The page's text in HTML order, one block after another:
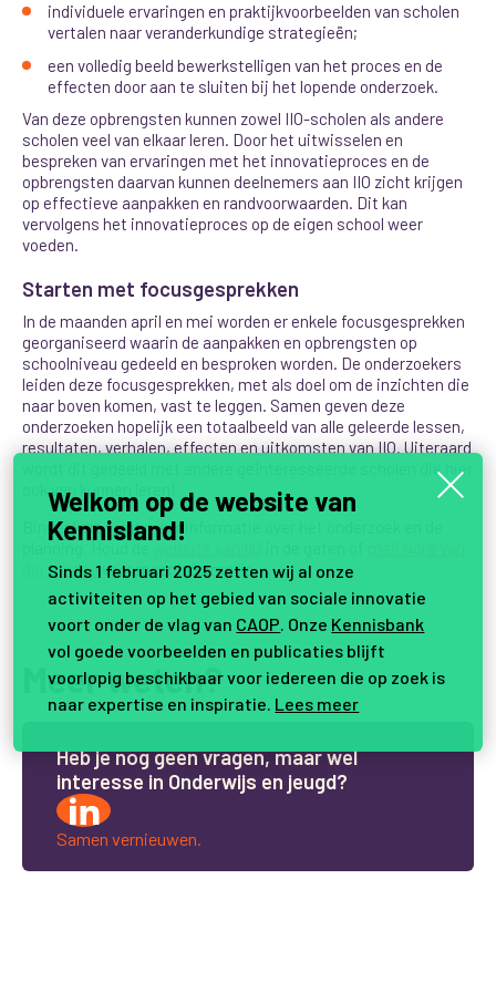
individuele ervaringen en praktijkvoorbeelden van scholen
vertalen naar veranderkundige strategieën;
een volledig beeld bewerkstelligen van het proces en de
effecten door aan te sluiten bij het lopende onderzoek.
Van deze opbrengsten kunnen zowel IIO-scholen als andere
scholen veel van elkaar leren. Door het uitwisselen en
bespreken van ervaringen met het innovatieproces en de
opbrengsten daarvan kunnen deelnemers aan IIO zicht krijgen
op effectieve aanpakken en randvoorwaarden. Dit kan
vervolgens het innovatieproces op de eigen school weer
voeden.
Starten met focusgesprekken
In de maanden april en mei worden er enkele focusgesprekken
georganiseerd waarin de aanpakken en opbrengsten op
schoolniveau gedeeld en besproken worden. De onderzoekers
leiden deze focusgesprekken, met als doel om de inzichten die
naar boven komen, vast te leggen. Samen geven deze
onderzoeken hopelijk een totaalbeeld van alle geleerde lessen,
resultaten, verhalen, effecten en uitkomsten van IIO. Uiteraard
wordt dit gedeeld met andere geïnteresseerde scholen die hier
ook van kunnen leren!
Binnenkort volgt meer informatie over het onderzoek en de
der Lindenvoor meer informatie.
Meer weten?
Hebjenoggeenvragen,maarwel
interesse in Onderwijs en jeugd?
Samen vernieuwen.
Welkom op de website van
Kennisland!
Sinds 1 februari 2025 zetten wij al onze
activiteiten op het gebied van sociale innovatie
voort onder de vlag van CAOP. Onze Kennisbank
vol goede voorbeelden en publicaties blijft
voorlopig beschikbaar voor iedereen die op zoek is
naar expertise en inspiratie. Lees meer